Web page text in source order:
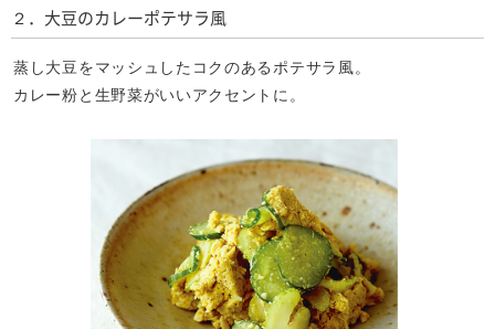
２．大豆のカレーポテサラ風
蒸し大豆をマッシュしたコクのあるポテサラ風。
カレー粉と生野菜がいいアクセントに。